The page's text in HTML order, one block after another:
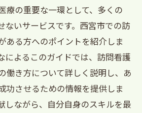
療の重要な一環として、多くの
ないサービスです。西宮市での訪
ある方へのポイントを紹介しま
によるこのガイドでは、訪問看護
働き方について詳しく説明し、あ
功させるための情報を提供しま
しながら、自分自身のスキルを最